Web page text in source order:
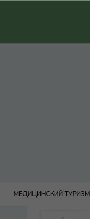
МЕДИЦИНСКИЙ ТУРИЗМ